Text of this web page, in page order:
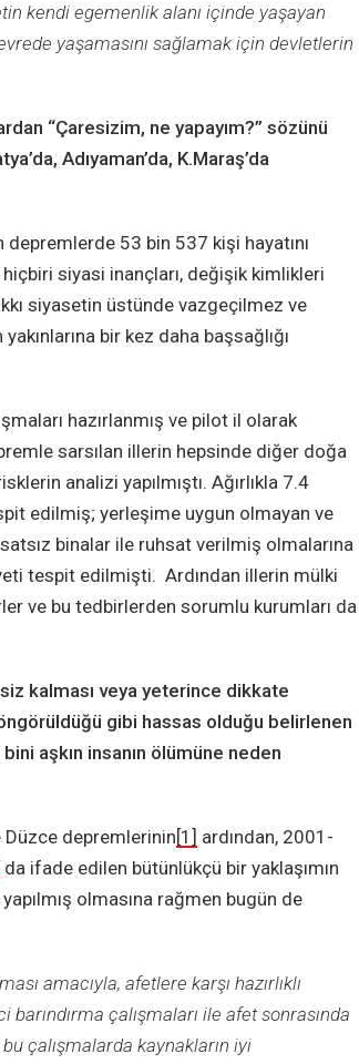
kendi egemenlik alanı içinde yaşayan
yaşamasını sağlamak için devletlerin
“Çaresizim, ne yapayım?” sözünü
Adıyaman’da, K.Maraş’da
53 bin 537 kişi hayatını
siyasi inançları, değişik kimlikleri
siyasetin üstünde vazgeçilmez ve
bir kez daha başsağlığı
hazırlanmış ve pilot il olarak
sarsılan illerin hepsinde diğer doğa
analizi yapılmıştı. Ağırlıkla 7.4
edilmiş; yerleşime uygun olmayan ve
binalar ile ruhsat verilmiş olmalarına
tespit edilmişti. Ardından illerin mülki
ve bu tedbirlerden sorumlu kurumları da
kalması veya yeterince dikkate
gibi hassas olduğu belirlenen
aşkın insanın ölümüne neden
depremlerinin [1] ardından, 2001-
da ifade edilen bütünlükçü bir yaklaşımın
olmasına rağmen bugün de
amacıyla, afetlere karşı hazırlıklı
barındırma çalışmaları ile afet sonrasında
bu çalışmalarda kaynakların iyi